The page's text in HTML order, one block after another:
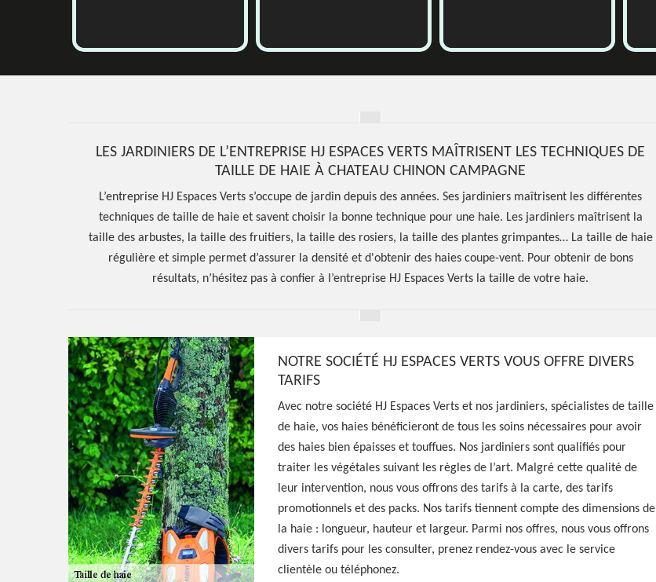
Hoerter Joseph Elagage 58
Entreprise taille de haie
Chateau Chinon
Campagne 58120
LES JARDINIERS DE L’ENTREPRISE HJ ESPACES VERTS MAÎTRISENT LES TECHNIQUES DE
TAILLE DE HAIE À CHATEAU CHINON CAMPAGNE
L’entreprise HJ Espaces Verts s’occupe de jardin depuis des années. Ses jardiniers maîtrisent les différentes
techniques de taille de haie et savent choisir la bonne technique pour une haie. Les jardiniers maîtrisent la
taille des arbustes, la taille des fruitiers, la taille des rosiers, la taille des plantes grimpantes… La taille de haie
régulière et simple permet d’assurer la densité et d'obtenir des haies coupe-vent. Pour obtenir de bons
résultats, n’hésitez pas à confier à l’entreprise HJ Espaces Verts la taille de votre haie.
NOTRE SOCIÉTÉ HJ ESPACES VERTS VOUS OFFRE DIVERS
TARIFS
Avec notre société HJ Espaces Verts et nos jardiniers, spécialistes de taille
de haie, vos haies bénéficieront de tous les soins nécessaires pour avoir
des haies bien épaisses et touffues. Nos jardiniers sont qualifiés pour
traiter les végétales suivant les règles de l’art. Malgré cette qualité de
leur intervention, nous vous offrons des tarifs à la carte, des tarifs
promotionnels et des packs. Nos tarifs tiennent compte des dimensions de
la haie : longueur, hauteur et largeur. Parmi nos offres, nous vous offrons
divers tarifs pour les consulter, prenez rendez-vous avec le service
clientèle ou téléphonez.